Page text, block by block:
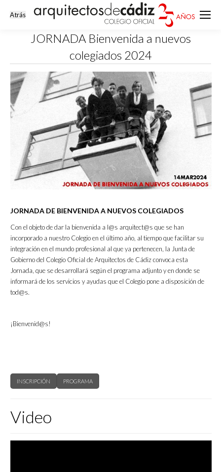
JORNADA Bienvenida a nuevos
colegiados 2024
JORNADA DE BIENVENIDA A NUEVOS COLEGIADOS
Con el objeto de dar la bienvenida a l@s arquitect@s que se han
incorporado a nuestro Colegio en el último año, al tiempo que facilitar su
integración en el mundo profesional al que ya pertenecen, la Junta de
Gobierno del Colegio Oficial de Arquitectos de Cádiz convoca esta
Jornada, que se desarrollará según el programa adjunto y en donde se
informará de los servicios y ayudas que el Colegio pone a disposición de
tod@s.
¡Bienvenid@s!
INSCRIPCIÓN PROGRAMA
Video